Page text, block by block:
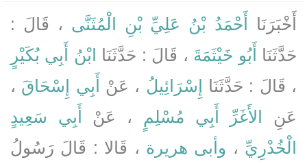
أَخْبَرَنَا أَحْمَدُ بْنُ عَلِيِّ بْنِ الْمُثَنَّى ، قَالَ :
حَدَّثَنَا أَبُو خَيْثَمَةَ ، قَالَ : حَدَّثَنَا ابْنُ أَبِي بُكَيْرٍ
، قَالَ : حَدَّثَنَا إِسْرَائِيلُ ، عَنْ أَبِي إِسْحَاقَ ،
عَنِ الأَغَرِّ أَبِي مُسْلِمٍ ، عَنْ أَبِي سَعِيدٍ
الْخُدْرِيِّ ، وأبى هريرة ، قَالا : قَالَ رَسُولُ